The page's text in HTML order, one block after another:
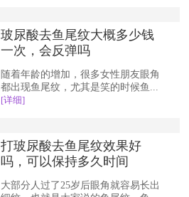
玻尿酸去鱼尾纹大概多少钱
一次，会反弹吗
随着年龄的增加，很多女性朋友眼角
都出现鱼尾纹，尤其是笑的时候鱼...
[详细]
打玻尿酸去鱼尾纹效果好
吗，可以保持多久时间
大部分人过了25岁后眼角就容易长出